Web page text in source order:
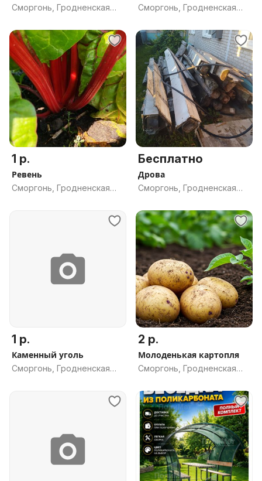
Сморгонь, Гродненская
Сморгонь, Гродненская
1 р.
Ревень
Сморгонь, Гродненская
Бесплатно
Дрова
Сморгонь, Гродненская
1 р.
Каменный уголь
Сморгонь, Гродненская
2 р.
Молоденькая картопля
Сморгонь, Гродненская